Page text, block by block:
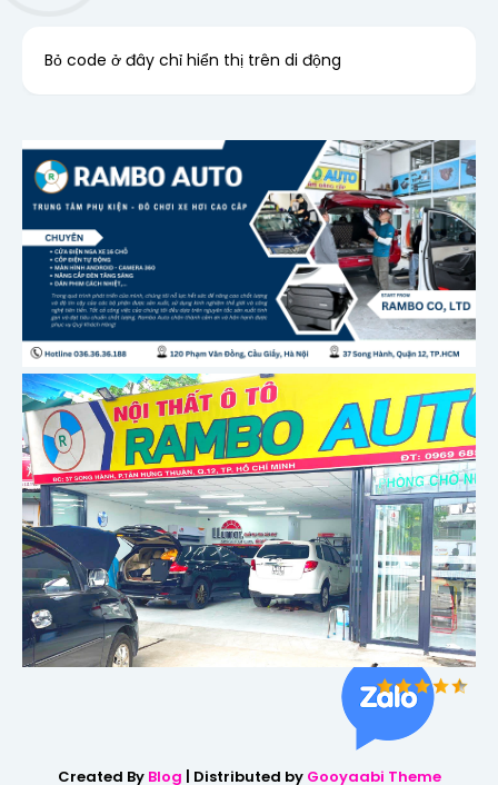
Bỏ code ở đây chỉ hiển thị trên di động
Created By Blog | Distributed by Gooyaabi Theme